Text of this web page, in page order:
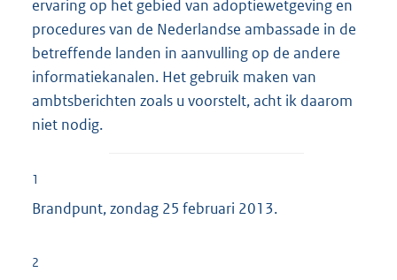
ervaring op het gebied van adoptiewetgeving en
procedures van de Nederlandse ambassade in de
betreffende landen in aanvulling op de andere
informatiekanalen. Het gebruik maken van
ambtsberichten zoals u voorstelt, acht ik daarom
niet nodig.
1
Brandpunt, zondag 25 februari 2013.
2